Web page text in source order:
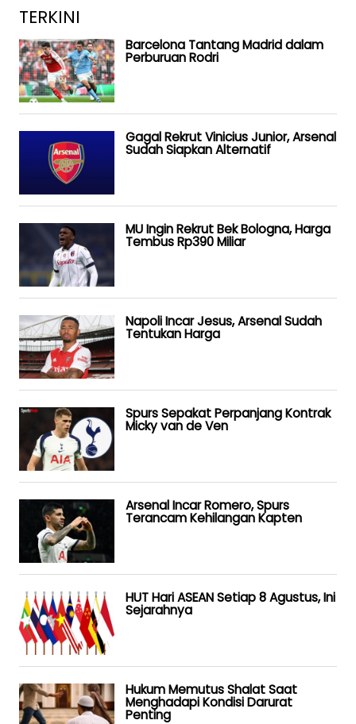
TERKINI
Barcelona Tantang Madrid dalam
Perburuan Rodri
Gagal Rekrut Vinicius Junior, Arsenal
Sudah Siapkan Alternatif
MU Ingin Rekrut Bek Bologna, Harga
Tembus Rp390 Miliar
Napoli Incar Jesus, Arsenal Sudah
Tentukan Harga
Spurs Sepakat Perpanjang Kontrak
Micky van de Ven
Arsenal Incar Romero, Spurs
Terancam Kehilangan Kapten
HUT Hari ASEAN Setiap 8 Agustus, Ini
Sejarahnya
Hukum Memutus Shalat Saat
Menghadapi Kondisi Darurat
Penting